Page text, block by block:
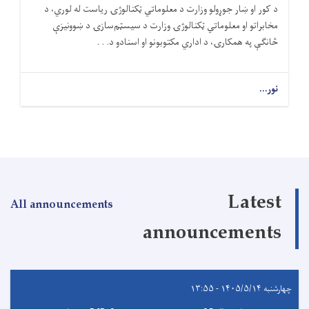
د کور او ښار جوړولو وزارت د معلوماتي ټکنالوژۍ ریاست له لوري، د
مخابراتو او معلوماتي ټکنالوژۍ وزارت د سیسټم‌سازۍ د ښوونیزې
څانګې په همکارۍ، د اداري مکتوبونو او اسنادو د. . .
نور...
Latest
announcements
All announcements
چهارشنبه ۱۴۰۵/۵/۱۴ - ۱۳:۵۵